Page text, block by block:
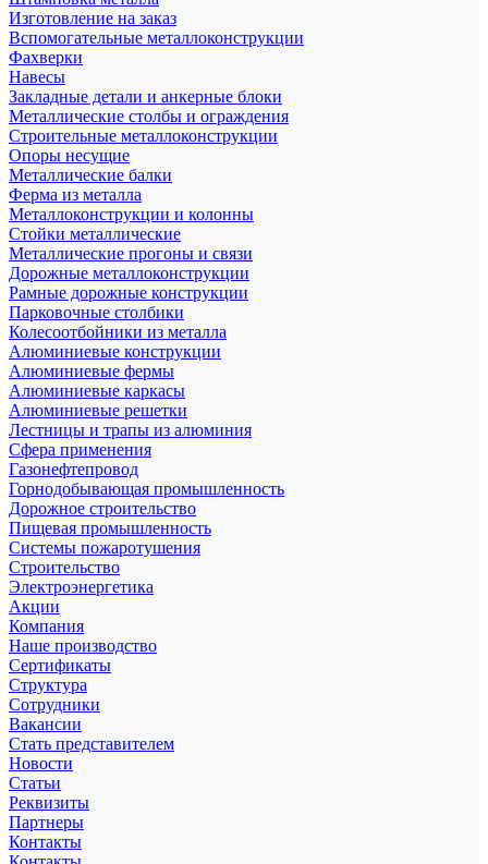
Изготовление на заказ
Вспомогательные металлоконструкции
Фахверки
Навесы
Закладные детали и анкерные блоки
Металлические столбы и ограждения
Строительные металлоконструкции
Опоры несущие
Металлические балки
Ферма из металла
Металлоконструкции и колонны
Стойки металлические
Металлические прогоны и связи
Дорожные металлоконструкции
Рамные дорожные конструкции
Парковочные столбики
Колесоотбойники из металла
Алюминиевые конструкции
Алюминиевые фермы
Алюминиевые каркасы
Алюминиевые решетки
Лестницы и трапы из алюминия
Сфера применения
Газонефтепровод
Горнодобывающая промышленность
Дорожное строительство
Пищевая промышленность
Системы пожаротушения
Строительство
Электроэнергетика
Акции
Компания
Наше производство
Сертификаты
Структура
Сотрудники
Вакансии
Стать представителем
Новости
Статьи
Реквизиты
Партнеры
Контакты